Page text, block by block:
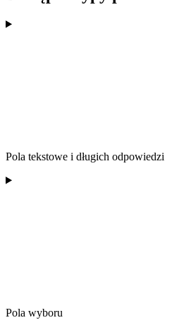
Pola tekstowe i długich odpowiedzi
Pola wyboru